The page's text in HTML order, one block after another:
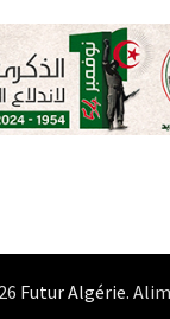
Futur Algérie.